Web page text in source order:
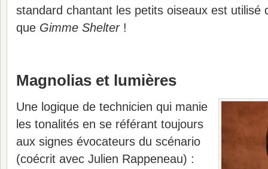
standard chantant les petits oiseaux est utilisé
que Gimme Shelter!
Magnolias et lumières
Une logique de technicien qui manie
les tonalités en se référant toujours
aux signes évocateurs du scénario
(coécrit avec Julien Rappeneau) :